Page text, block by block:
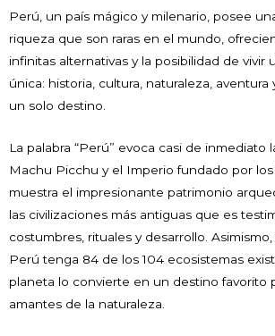
Perú, un país mágico y milenario, posee
riqueza que son raras en el mundo,
infinitas alternativas y la posibilidad de vivir
única: historia, cultura, naturaleza, aventura
un solo destino.
La palabra “Perú” evoca casi de inmediato
Machu Picchu y el Imperio fundado por
muestra el impresionante patrimonio
las civilizaciones más antiguas que es
costumbres, rituales y desarrollo.
Perú tenga 84 de los 104 ecosistemas
planeta lo convierte en un destino favorito
amantes de la naturaleza.